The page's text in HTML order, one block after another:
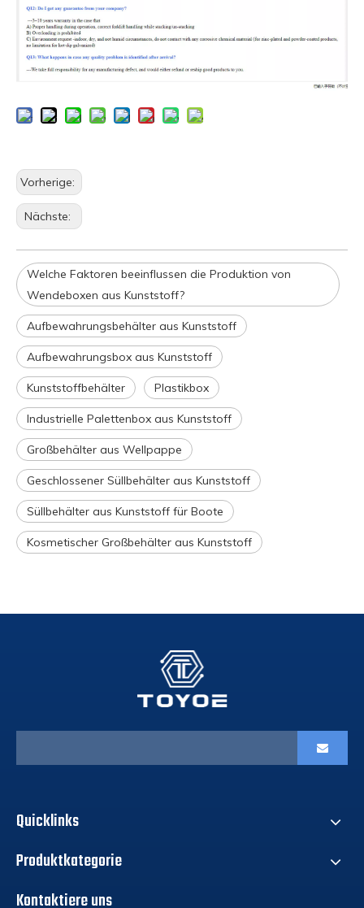
Vorherige:
Nächste:
Welche Faktoren beeinflussen die Produktion von
Wendeboxen aus Kunststoff?
Aufbewahrungsbehälter aus Kunststoff
Aufbewahrungsbox aus Kunststoff
Kunststoffbehälter Plastikbox
Industrielle Palettenbox aus Kunststoff
Großbehälter aus Wellpappe
Geschlossener Süllbehälter aus Kunststoff
Süllbehälter aus Kunststoff für Boote
Kosmetischer Großbehälter aus Kunststoff
Quicklinks
Produktkategorie
Kontaktiere uns